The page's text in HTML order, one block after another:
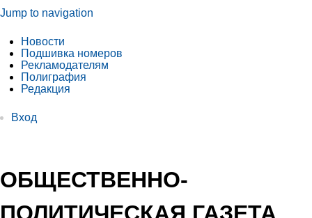
Jump to navigation
Новости
Подшивка номеров
Рекламодателям
Полиграфия
Редакция
Вход
ОБЩЕСТВЕННО-